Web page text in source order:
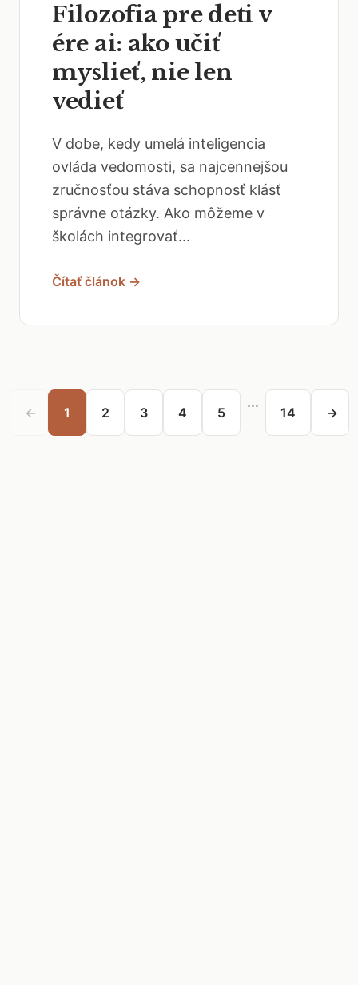
Filozofia pre deti v
ére ai: ako učiť
myslieť, nie len
vedieť
V dobe, kedy umelá inteligencia
ovláda vedomosti, sa najcennejšou
zručnosťou stáva schopnosť klásť
správne otázky. Ako môžeme v
školách integrovať...
Čítať článok →
← 1 2 3 4 5
...
14 →